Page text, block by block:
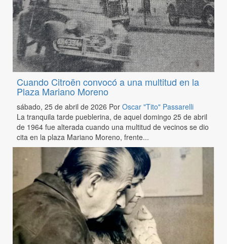
Cuando Citroën convocó a una multitud en la
Plaza Mariano Moreno
sábado, 25 de abril de 2026 Por Oscar "Tito" Passarelli
La tranquila tarde pueblerina, de aquel domingo 25 de abril
de 1964 fue alterada cuando una multitud de vecinos se dio
cita en la plaza Mariano Moreno, frente...